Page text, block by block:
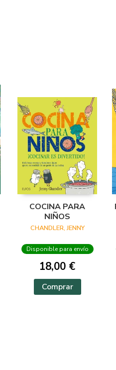
COCINA PARA
NIÑOS
CHANDLER, JENNY
Disponible para envío
18,00 €
Comprar